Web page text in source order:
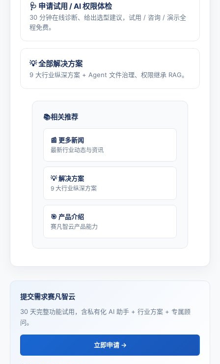
🩺 申请试用 / AI 权限体检
30 分钟在线诊断、给出选型建议，试用 / 咨询 / 演示全
程免费。
💡 全部解决方案
9 大行业纵深方案 + Agent 文件治理、权限继承 RAG。
相关推荐
📰 更多新闻
最新行业动态与资讯
💡 解决方案
9 大行业纵深方案
🎯 产品介绍
赛凡智云产品能力
提交需求赛凡智云
30 天完整功能试用，含私有化 AI 助手 + 行业方案 + 专属顾
问。
立即申请 →